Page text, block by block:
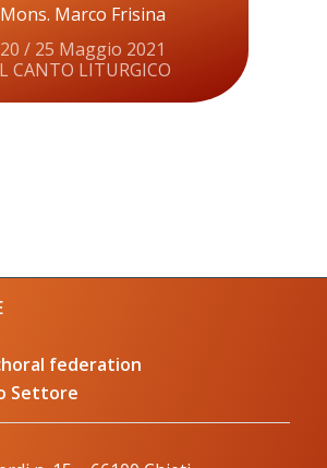
Mons. Marco Frisina
20 / 25 Maggio 2021
CANTO LITURGICO
federation
Settore